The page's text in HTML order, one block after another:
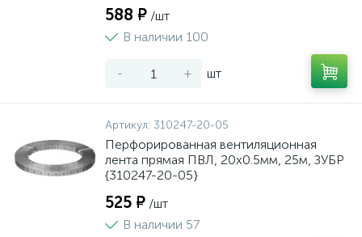
588 ₽ /шт
В наличии 100
- + шт
Артикул: 310247-20-05
Перфорированная вентиляционная
лента прямая ПВЛ, 20х0.5мм, 25м, ЗУБР
{310247-20-05}
525 ₽ /шт
В наличии 57